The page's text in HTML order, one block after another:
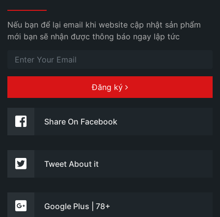
Nếu bạn để lại email khi website cập nhật sản phẩm
mới bạn sẽ nhận được thông báo ngay lập tức
Đăng ký
Share On Facebook
Tweet About it
Google Plus | 78+